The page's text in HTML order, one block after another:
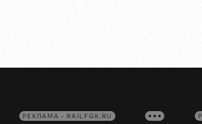
РЕКЛАМА • RAILFGK.RU